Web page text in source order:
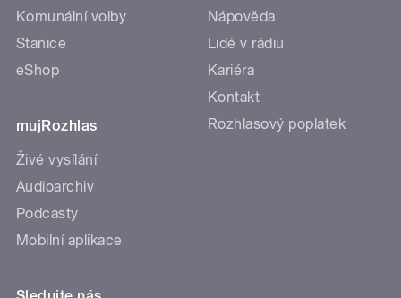
Komunální volby
Stanice
eShop
mujRozhlas
Živé vysílání
Audioarchiv
Podcasty
Mobilní aplikace
Nápověda
Lidé v rádiu
Kariéra
Kontakt
Rozhlasový poplatek